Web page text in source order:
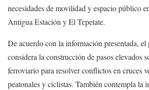
necesidades de movilidad y espacio público
Antigua Estación y El Tepetate.
De acuerdo con la información presentada, el
considera la construcción de pasos elevados
ferroviario para resolver conflictos en cruces
peatonales y ciclistas. También contempla la